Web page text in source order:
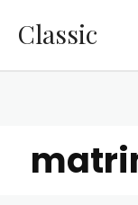
Classic